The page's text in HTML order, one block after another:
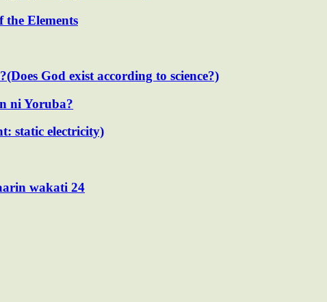
Elements
God exist according to science?)
ni Yoruba?
static electricity)
wakati 24